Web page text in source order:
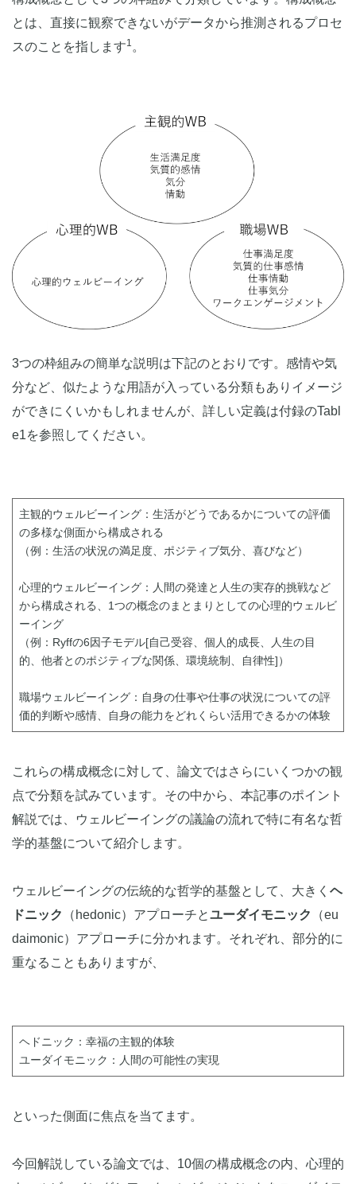
とは、直接に観察できないがデータから推測されるプロセ
スのことを指します1 。
3つの枠組みの簡単な説明は下記のとおりです。感情や気
分など、似たような用語が入っている分類もありイメージ
ができにくいかもしれませんが、詳しい定義は付録のTabl
e1を参照してください。
主観的ウェルビーイング：生活がどうであるかについての評価
の多様な側面から構成される
（例：生活の状況の満足度、ポジティブ気分、喜びなど）
心理的ウェルビーイング：人間の発達と人生の実存的挑戦など
から構成される、1つの概念のまとまりとしての心理的ウェルビ
ーイング
（例：Ryffの6因子モデル[自己受容、個人的成長、人生の目
的、他者とのポジティブな関係、環境統制、自律性]）
職場ウェルビーイング：自身の仕事や仕事の状況についての評
価的判断や感情、自身の能力をどれくらい活用できるかの体験
これらの構成概念に対して、論文ではさらにいくつかの観
点で分類を試みています。その中から、本記事のポイント
解説では、ウェルビーイングの議論の流れで特に有名な哲
学的基盤について紹介します。
ウェルビーイングの伝統的な哲学的基盤として、大きく ヘ
ドニック
（hedonic）アプローチとユーダイモニック
（eu
daimonic）アプローチに分かれます。それぞれ、部分的に
重なることもありますが、
ヘドニック：幸福の主観的体験
ユーダイモニック：人間の可能性の実現
といった側面に焦点を当てます。
今回解説している論文では、10個の構成概念の内、心理的